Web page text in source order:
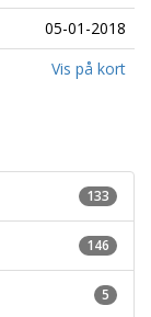
05-01-2018
Vis på kort
133
146
5